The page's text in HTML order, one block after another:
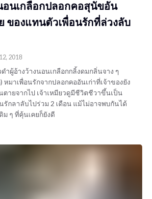
อนเกลือกปลอกคอสุนัขอัน
ของแทนตัวเพื่อนรักที่ล่วงลับ
2018
ำผู้อ้างว้างนอนเกลือกกลิ้งดมกลิ่นจาง ๆ
หมาเพื่อนรักจากปลอกคออันเก่าที่เจ้าของยัง
ตายจากไป เจ้าเหมียวดูมีชีวิตชีวาขึ้นเป็น
รักลาลับไปร่วม 2 เดือน แม้ไม่อาจพบกันได้
ม ๆ ที่คุ้นเคยก็ยังดี